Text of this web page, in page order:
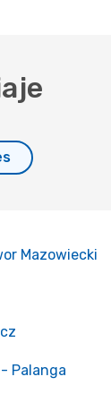
Mazowiecki
Palanga